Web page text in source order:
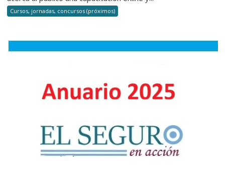
Cursos, jornadas, concursos (próximos)